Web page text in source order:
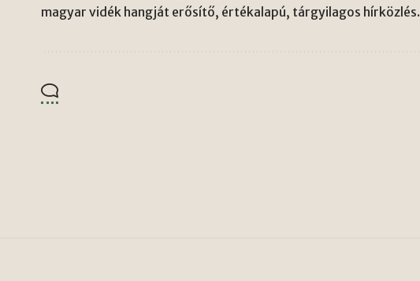
magyar vidék hangját erősítő, értékalapú, tárgyilagos hírközlés.